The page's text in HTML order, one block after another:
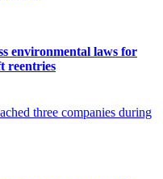
environmental laws for
reentries
three companies during